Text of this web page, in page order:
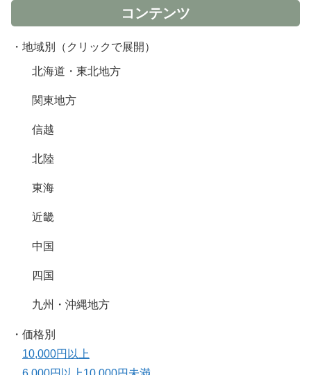
コンテンツ
・地域別（クリックで展開）
北海道・東北地方
関東地方
信越
北陸
東海
近畿
中国
四国
九州・沖縄地方
・価格別
10,000円以上